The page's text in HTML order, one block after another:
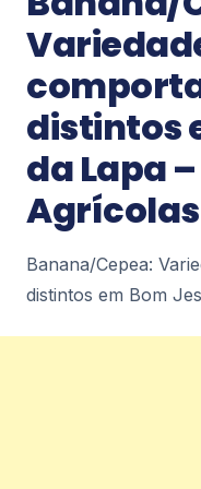
Defesa Civil Emite
Chuvas E Ventos
Defesa Civil Emite
Ventos No Rio
1
Notícias
Claro moderniza
distintos
da Lapa
Agrícolas
Banana/Cepea:
distintos em Bom